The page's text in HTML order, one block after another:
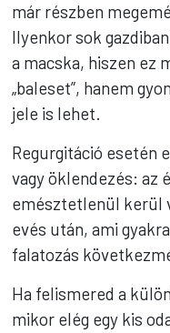
már részben
Ilyenkor sok
a macska, hiszen ez
„baleset”, hanem
jele is lehet.
Regurgitáció esetén
vagy öklendezés: az
emésztetlenül kerül
evés után, ami
falatozás
Ha felismered a
mikor elég egy kis